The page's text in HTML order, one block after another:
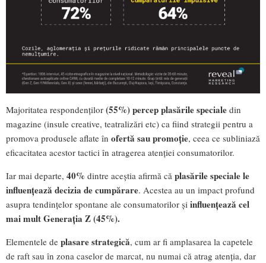
Majoritatea respondenților (55%) percep plasările speciale din
magazine (insule creative, teatralizări etc) ca fiind strategii pentru a
promova produsele aflate în ofertă sau promoție, ceea ce subliniază
eficacitatea acestor tactici în atragerea atenției consumatorilor.
Iar mai departe, 40% dintre aceștia afirmă că plasările speciale le
influențează decizia de cumpărare. Acestea au un impact profund
asupra tendințelor spontane ale consumatorilor și influențează cel
mai mult Generația Z (45%).
Elementele de plasare strategică, cum ar fi amplasarea la capetele
de raft sau în zona caselor de marcat, nu numai că atrag atenția, dar